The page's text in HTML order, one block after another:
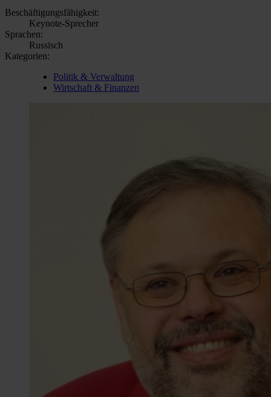
Beschäftigungsfähigkeit:
Keynote-Sprecher
Sprachen:
Russisch
Kategorien:
Politik & Verwaltung
Wirtschaft & Finanzen